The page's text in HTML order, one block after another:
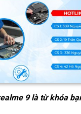
9là từ khóa